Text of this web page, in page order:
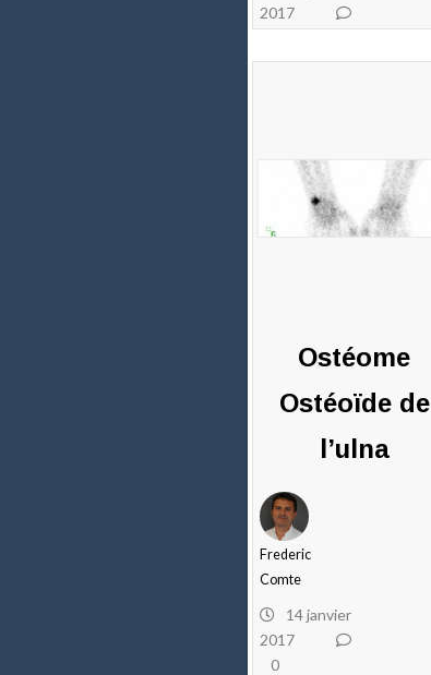
2017
commentaires
Ostéome
Ostéoïde de
l’ulna
Frederic
Comte
14 janvier
2017
0